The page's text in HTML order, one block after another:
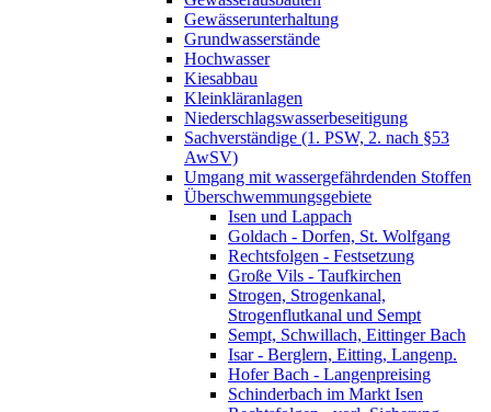
Gewässerunterhaltung
Grundwasserstände
Hochwasser
Kiesabbau
Kleinkläranlagen
Niederschlagswasserbeseitigung
Sachverständige (1. PSW, 2. nach §53
AwSV)
Umgang mit wassergefährdenden Stoffen
Überschwemmungsgebiete
Isen und Lappach
Goldach - Dorfen, St. Wolfgang
Rechtsfolgen - Festsetzung
Große Vils - Taufkirchen
Strogen, Strogenkanal,
Strogenflutkanal und Sempt
Sempt, Schwillach, Eittinger Bach
Isar - Berglern, Eitting, Langenp.
Hofer Bach - Langenpreising
Schinderbach im Markt Isen